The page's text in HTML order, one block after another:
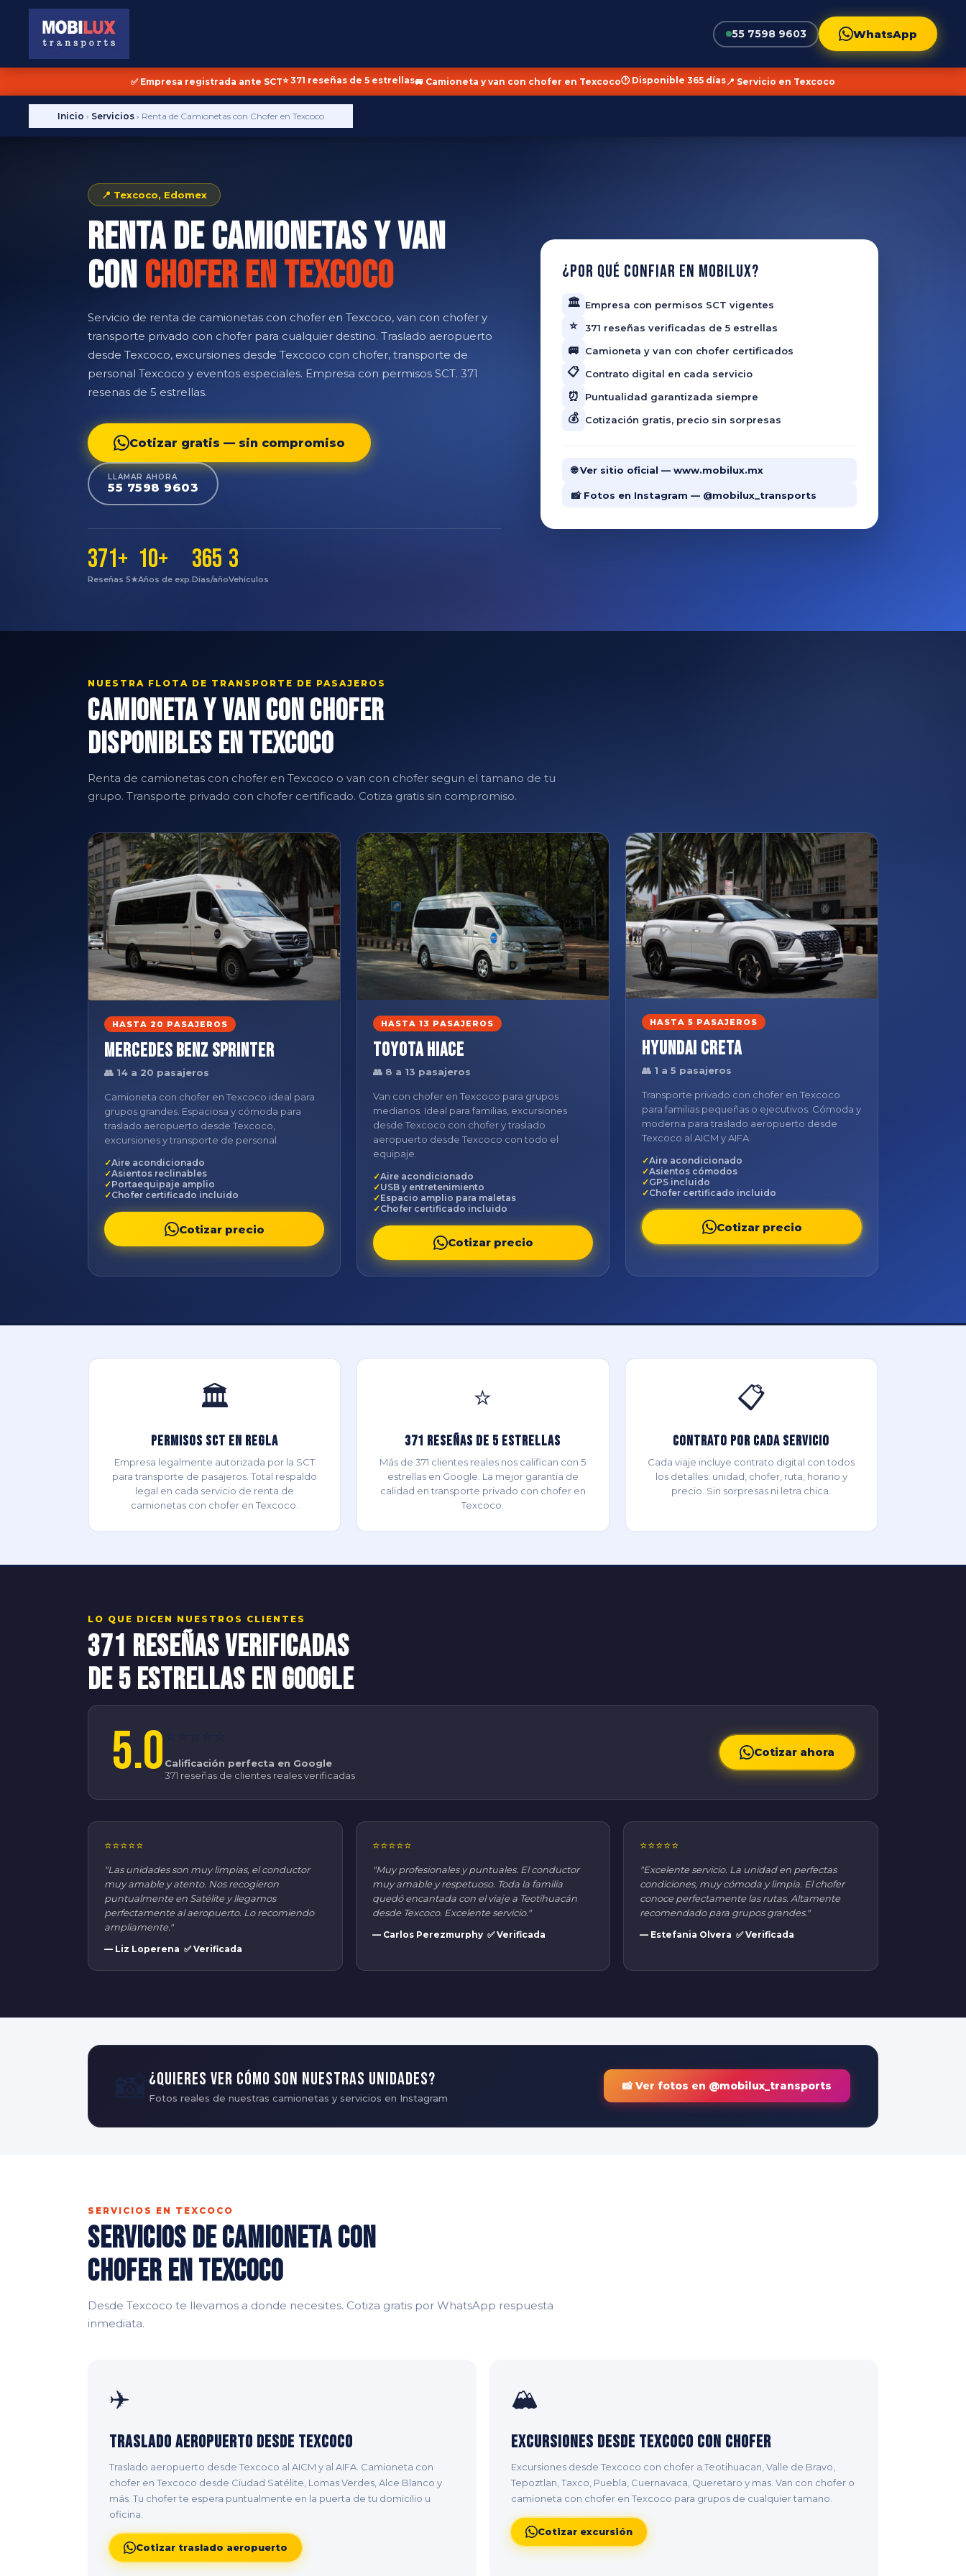
55 7598 9603 WhatsApp
✅ Empresa registrada ante SCT⭐ 371 reseñas de 5 estrellas🚐 Camioneta y van con chofer en Texcoco🕐 Disponible 365 días📍 Servicio en Texcoco
Inicio › Servicios › Renta de Camionetas con Chofer en Texcoco
📍 Texcoco, Edomex
Renta de Camionetas y Van
conChofer en Texcoco
Servicio de renta de camionetas con chofer en Texcoco, van con chofer y
transporte privado con chofer para cualquier destino. Traslado aeropuerto
desde Texcoco, excursiones desde Texcoco con chofer, transporte de
personal Texcoco y eventos especiales. Empresa con permisos SCT. 371
resenas de 5 estrellas.
Cotizar gratis — sin compromiso
LLAMAR AHORA
55 7598 9603
371+
Reseñas 5★
10+
Años de exp.
365
Días/año
3
Vehículos
¿Por qué confiar en Mobilux?
🏛️ Empresa con permisos SCT vigentes
⭐ 371 reseñas verificadas de 5 estrellas
🚐 Camioneta y van con chofer certificados
📋 Contrato digital en cada servicio
⏰ Puntualidad garantizada siempre
💰 Cotización gratis, precio sin sorpresas
🌐 Ver sitio oficial — www.mobilux.mx
📸 Fotos en Instagram — @mobilux_transports
NUESTRA FLOTA DE TRANSPORTE DE PASAJEROS
Camioneta y Van con Chofer
Disponibles en Texcoco
Renta de camionetas con chofer en Texcoco o van con chofer segun el tamano de tu
grupo. Transporte privado con chofer certificado. Cotiza gratis sin compromiso.
HASTA 20 PASAJEROS
Mercedes Benz Sprinter
👥 14 a 20 pasajeros
Camioneta con chofer en Texcoco ideal para
grupos grandes. Espaciosa y cómoda para
traslado aeropuerto desde Texcoco,
excursiones y transporte de personal.
Aire acondicionado
Asientos reclinables
Portaequipaje amplio
Chofer certificado incluido
Cotizar precio
HASTA 13 PASAJEROS
Toyota Hiace
👥 8 a 13 pasajeros
Van con chofer en Texcoco para grupos
medianos. Ideal para familias, excursiones
desde Texcoco con chofer y traslado
aeropuerto desde Texcoco con todo el
equipaje.
Aire acondicionado
USB y entretenimiento
Espacio amplio para maletas
Chofer certificado incluido
Cotizar precio
HASTA 5 PASAJEROS
Hyundai Creta
👥 1 a 5 pasajeros
Transporte privado con chofer en Texcoco
para familias pequeñas o ejecutivos. Cómoda y
moderna para traslado aeropuerto desde
Texcoco al AICM y AIFA.
Aire acondicionado
Asientos cómodos
GPS incluido
Chofer certificado incluido
Cotizar precio
🏛️
Permisos SCT en Regla
Empresa legalmente autorizada por la SCT
para transporte de pasajeros. Total respaldo
legal en cada servicio de renta de
camionetas con chofer en Texcoco.
⭐
371 Reseñas de 5 Estrellas
Más de 371 clientes reales nos califican con 5
estrellas en Google. La mejor garantía de
calidad en transporte privado con chofer en
Texcoco.
📋
Contrato por Cada Servicio
Cada viaje incluye contrato digital con todos
los detalles: unidad, chofer, ruta, horario y
precio. Sin sorpresas ni letra chica.
LO QUE DICEN NUESTROS CLIENTES
371 Reseñas Verificadas
de 5 Estrellas en Google
5.0 Calificación perfecta en Google
371 reseñas de clientes reales verificadas
Cotizar ahora
⭐⭐⭐⭐⭐
"Las unidades son muy limpias, el conductor
muy amable y atento. Nos recogieron
puntualmente en Satélite y llegamos
perfectamente al aeropuerto. Lo recomiendo
ampliamente."
— Liz Loperena ✅ Verificada
⭐⭐⭐⭐⭐
"Muy profesionales y puntuales. El conductor
muy amable y respetuoso. Toda la familia
quedó encantada con el viaje a Teotihuacán
desde Texcoco. Excelente servicio."
— Carlos Perezmurphy ✅ Verificada
⭐⭐⭐⭐⭐
"Excelente servicio. La unidad en perfectas
condiciones, muy cómoda y limpia. El chofer
conoce perfectamente las rutas. Altamente
recomendado para grupos grandes."
— Estefania Olvera ✅ Verificada
¿Quieres ver cómo son nuestras unidades?
Fotos reales de nuestras camionetas y servicios en Instagram
📸 Ver fotos en @mobilux_transports
SERVICIOS EN TEXCOCO
Servicios de Camioneta con
Chofer en Texcoco
Desde Texcoco te llevamos a donde necesites. Cotiza gratis por WhatsApp respuesta
inmediata.
✈️
Traslado Aeropuerto desde Texcoco
Traslado aeropuerto desde Texcoco al AICM y al AIFA. Camioneta con
chofer en Texcoco desde Ciudad Satélite, Lomas Verdes, Alce Blanco y
más. Tu chofer te espera puntualmente en la puerta de tu domicilio u
oficina.
Cotizar traslado aeropuerto
🏔️
Excursiones desde Texcoco con Chofer
Excursiones desde Texcoco con chofer a Teotihuacan, Valle de Bravo,
Tepoztlan, Taxco, Puebla, Cuernavaca, Queretaro y mas. Van con chofer o
camioneta con chofer en Texcoco para grupos de cualquier tamano.
Cotizar excursión